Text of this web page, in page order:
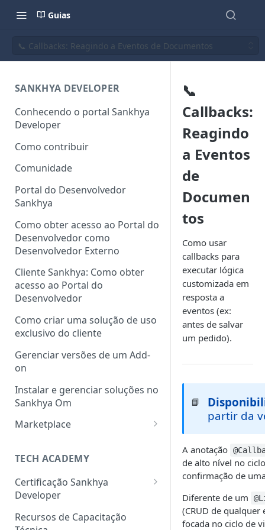
Guias
📞 Callbacks: Reagindo a Eventos de Documentos
SANKHYA DEVELOPER
Conhecendo o portal Sankhya
Developer
Como contribuir
Comunidade
Portal do Desenvolvedor
Sankhya
Como obter acesso ao Portal do
Desenvolvedor como
Desenvolvedor Externo
Cliente Sankhya: Como obter
acesso ao Portal do
Desenvolvedor
Como criar uma solução de uso
exclusivo do cliente
Gerenciar versões de um Add-
on
Instalar e gerenciar soluções no
Sankhya Om
Marketplace
no Marketplace via Portal do
TECH ACADEMY
Certificação Sankhya
Developer
Associate Framework (Back-
end)
Recursos de Capacitação
📞
Callbacks:
Reagindo
a Eventos
de
Documen
tos
Como usar
callbacks para
executar lógica
customizada em
resposta a
eventos (ex:
antes de salvar
um pedido).
📘
partir da
A anotação
de alto nível no
confirmação de
Diferente de um
(CRUD de
focada no ciclo de